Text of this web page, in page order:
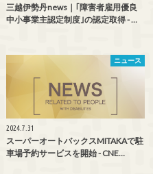
三越伊勢丹news｜｢障害者雇用優良
中小事業主認定制度｣の認定取得 - …
ニュース
2024.7.31
スーパーオートバックスMITAKAで駐
車場予約サービスを開始 - CNE…